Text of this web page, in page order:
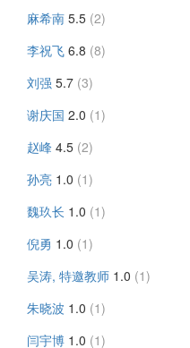
麻希南 5.5 (2)
李祝飞 6.8 (8)
刘强 5.7 (3)
谢庆国 2.0 (1)
赵峰 4.5 (2)
孙亮 1.0 (1)
魏玖长 1.0 (1)
倪勇 1.0 (1)
吴涛, 特邀教师 1.0 (1)
朱晓波 1.0 (1)
闫宇博 1.0 (1)